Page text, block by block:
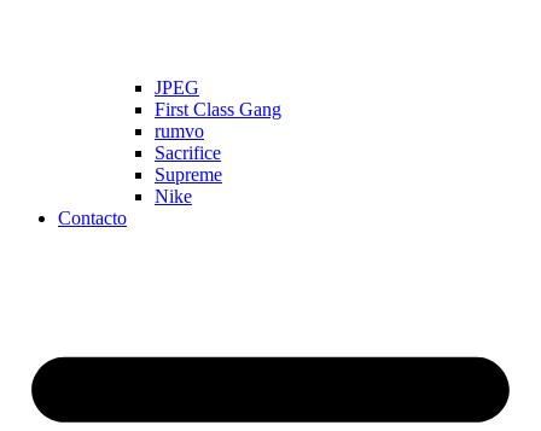
JPEG
First Class Gang
rumvo
Sacrifice
Supreme
Nike
Contacto